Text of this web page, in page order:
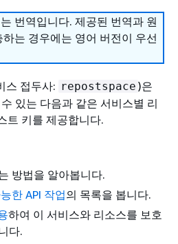
번역입니다. 제공된 번역과 원
는 경우에는 영어 버전이 우선
스 접두사: repostspace )은
있는 다음과 같은 서비스별 리
트 키를 제공합니다.
방법을 알아봅니다.
한 API 작업의 목록을 봅니다.
하여 이 서비스와 리소스를 보호
다.